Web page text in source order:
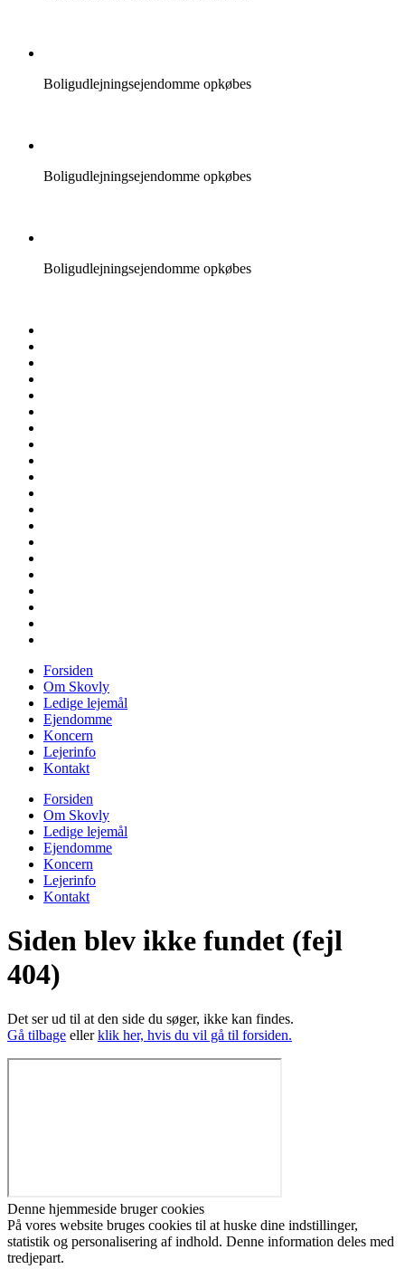
Boligudlejningsejendomme opkøbes
Boligudlejningsejendomme opkøbes
Boligudlejningsejendomme opkøbes
Forsiden
Om Skovly
Ledige lejemål
Ejendomme
Koncern
Lejerinfo
Kontakt
Forsiden
Om Skovly
Ledige lejemål
Ejendomme
Koncern
Lejerinfo
Kontakt
Siden blev ikke fundet (fejl
404)
Det ser ud til at den side du søger, ikke kan findes.
Gå tilbage ellerklik her, hvis du vil gå til forsiden.
Denne hjemmeside bruger cookies
På vores website bruges cookies til at huske dine indstillinger,
statistik og personalisering af indhold. Denne information deles med
tredjepart.